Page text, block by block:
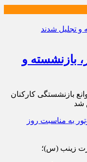
بازنشسته و
بازنشستگی کارکنان
شد
زینب (س)؛